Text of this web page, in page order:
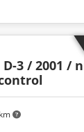
D-3 / 2001 /